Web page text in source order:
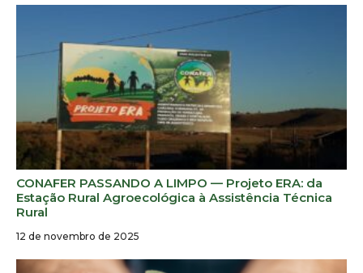
CONAFER PASSANDO A LIMPO — Projeto ERA: da
Estação Rural Agroecológica à Assistência Técnica
Rural
12 de novembro de 2025